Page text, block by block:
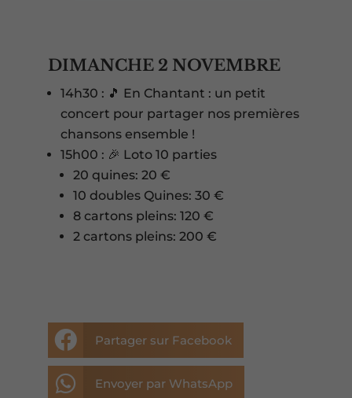
DIMANCHE 2 NOVEMBRE
14h30 : 🎵 En Chantant : un petit
concert pour partager nos premières
chansons ensemble !
15h00 : 🎉 Loto 10 parties
20 quines: 20 €
10 doubles Quines: 30 €
8 cartons pleins: 120 €
2 cartons pleins: 200 €
 Partager sur Facebook
 Envoyer par WhatsApp